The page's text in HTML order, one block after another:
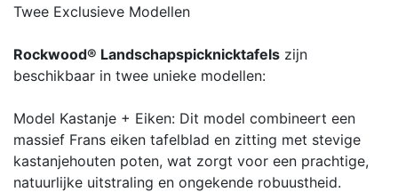
Twee Exclusieve Modellen
Rockwood® Landschapspicknicktafels zijn
beschikbaar in twee unieke modellen:
Model Kastanje + Eiken: Dit model combineert een
massief Frans eiken tafelblad en zitting met stevige
kastanjehouten poten, wat zorgt voor een prachtige,
natuurlijke uitstraling en ongekende robuustheid.